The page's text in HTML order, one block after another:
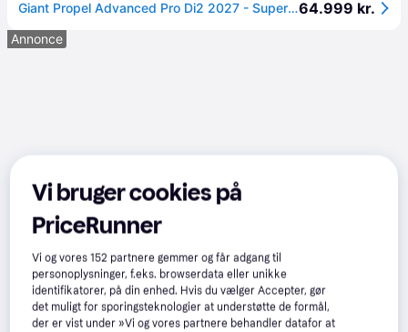
Giant Propel Advanced Pro Di2 2027 - Supernova Grey - M64.999 kr.
Annonce
Vi bruger cookies på
PriceRunner
Vi og vores152 partnere gemmer og får adgang til
personoplysninger, f.eks. browserdata eller unikke
identifikatorer, på din enhed. Hvis du vælger Accepter, gør
det muligt for sporingsteknologier at understøtte de formål,
der er vist under »Vi og vores partnere behandler datafor at